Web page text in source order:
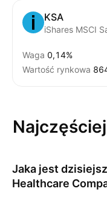
KSA
iShares MSCI
Waga 0,14%
Wartość rynkowa
Jaka jest
Healthcare